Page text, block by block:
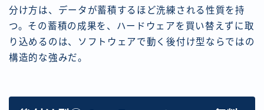
分け方は、データが蓄積するほど洗練される性質を持
つ。その蓄積の成果を、ハードウェアを買い替えずに取
り込めるのは、ソフトウェアで動く後付け型ならではの
構造的な強みだ。